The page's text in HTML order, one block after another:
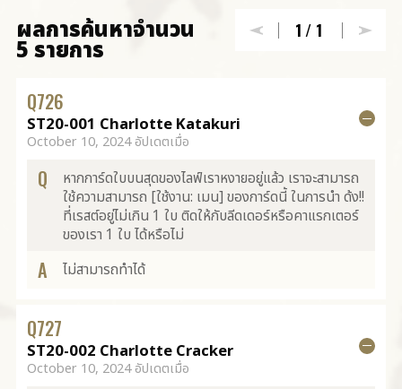
ผลการค้นหาจำนวน
5 รายการ
1/1
Q726
ST20-001 Charlotte Katakuri
October 10, 2024 อัปเดตเมื่อ
Q
หากการ์ดใบบนสุดของไลฟ์เราหงายอยู่แล้ว เราจะสามารถ
ใช้ความสามารถ [ใช้งาน: เมน] ของการ์ดนี้ ในการนำ ด้ง!!
ที่เรสต์อยู่ไม่เกิน 1 ใบ ติดให้กับลีดเดอร์หรือคาแรกเตอร์
ของเรา 1 ใบ ได้หรือไม่
A ไม่สามารถทำได้
Q727
ST20-002 Charlotte Cracker
October 10, 2024 อัปเดตเมื่อ